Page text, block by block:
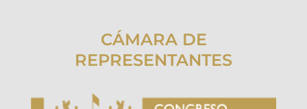
CÁMARA DE
REPRESENTANTES